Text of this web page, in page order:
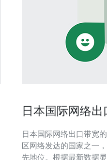
日本国际网络
日本国际网络出口带宽的现状和
区网络发达的国家之一
先地位。根据最新数据